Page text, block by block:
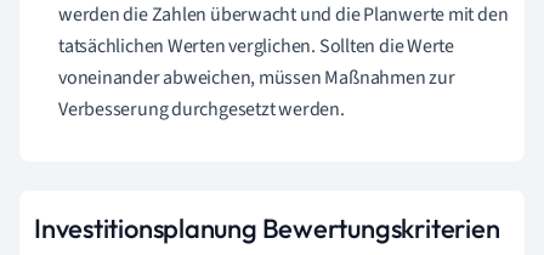
werden die Zahlen überwacht und die Planwerte mit den
tatsächlichen Werten verglichen. Sollten die Werte
voneinander abweichen, müssen Maßnahmen zur
Verbesserung durchgesetzt werden.
Investitionsplanung Bewertungskriterien